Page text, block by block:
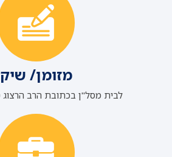
מזומן/ שיק
לבית מסל"ן בכתובת הרב הרצוג 30, באר שבע